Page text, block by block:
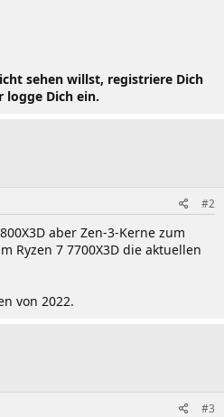
sehen willst, registriere Dich
logge Dich ein.
#2
aber Zen-3-Kerne zum
Ryzen 7 7700X3D die aktuellen
von 2022.
#3